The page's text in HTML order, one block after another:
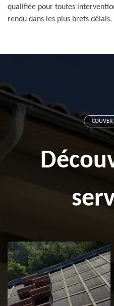
qualifiée pour toutes
rendu dans les plus brefs délais.